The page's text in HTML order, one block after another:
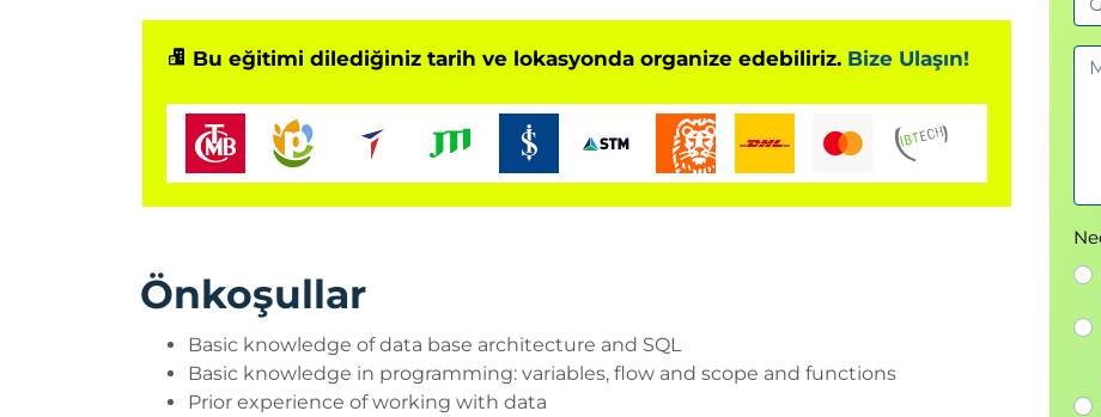
Bu eğitimi dilediğiniz tarih ve lokasyonda organize edebiliriz. Bize Ulaşın!
Önkoşullar
Basic knowledge of data base architecture and SQL
Basic knowledge in programming: variables, flow and scope and functions
Prior experience of working with data